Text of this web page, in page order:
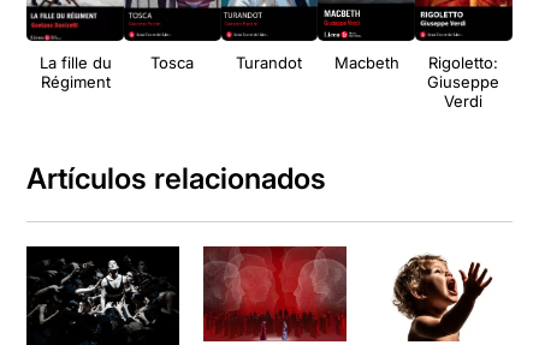
La fille du
Régiment
Tosca Turandot Macbeth
Rigoletto:
Giuseppe
Verdi
Artículos relacionados